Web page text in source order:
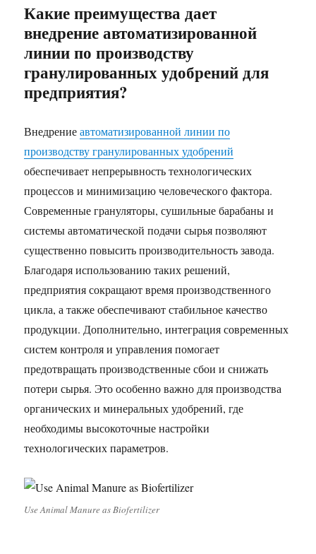
Какие преимущества дает
внедрение автоматизированной
линии по производству
гранулированных удобрений для
предприятия?
Внедрениеавтоматизированной линии по
производству гранулированных удобрений
обеспечивает непрерывность технологических
процессов и минимизацию человеческого фактора.
Современные грануляторы, сушильные барабаны и
системы автоматической подачи сырья позволяют
существенно повысить производительность завода.
Благодаря использованию таких решений,
предприятия сокращают время производственного
цикла, а также обеспечивают стабильное качество
продукции. Дополнительно, интеграция современных
систем контроля и управления помогает
предотвращать производственные сбои и снижать
потери сырья. Это особенно важно для производства
органических и минеральных удобрений, где
необходимы высокоточные настройки
технологических параметров.
Use Animal Manure as Biofertilizer